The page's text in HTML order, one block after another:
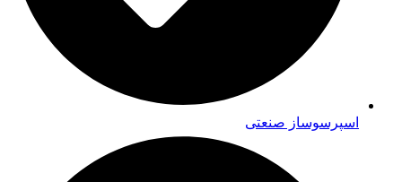
اسپرسوساز صنعتی